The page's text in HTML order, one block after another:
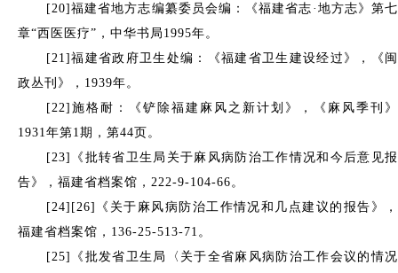
[20]福建省地方志编纂委员会编：《福建省志·地方志》第七
章“西医医疗”，中华书局1995年。
[21]福建省政府卫生处编：《福建省卫生建设经过》，《闽
政丛刊》，1939年。
[22]施格耐：《铲除福建麻风之新计划》，《麻风季刊》
1931年第1期，第44页。
[23]《批转省卫生局关于麻风病防治工作情况和今后意见报
告》，福建省档案馆，222-9-104-66。
[24][26]《关于麻风病防治工作情况和几点建议的报告》，
福建省档案馆，136-25-513-71。
[25]《批发省卫生局〈关于全省麻风病防治工作会议的情况